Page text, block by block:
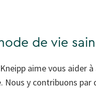
de vie
aime vous
Nous y contribuons